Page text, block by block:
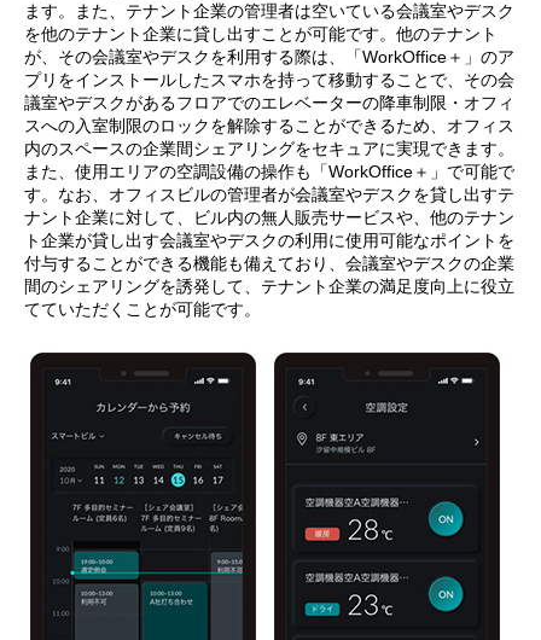
ます。また、テナント企業の管理者は空いている会議室やデスク
を他のテナント企業に貸し出すことが可能です。他のテナント
が、その会議室やデスクを利用する際は、「WorkOffice＋」のア
プリをインストールしたスマホを持って移動することで、その会
議室やデスクがあるフロアでのエレベーターの降車制限・オフィ
スへの入室制限のロックを解除することができるため、オフィス
内のスペースの企業間シェアリングをセキュアに実現できます。
また、使用エリアの空調設備の操作も「WorkOffice＋」で可能で
す。なお、オフィスビルの管理者が会議室やデスクを貸し出すテ
ナント企業に対して、ビル内の無人販売サービスや、他のテナン
ト企業が貸し出す会議室やデスクの利用に使用可能なポイントを
付与することができる機能も備えており、会議室やデスクの企業
間のシェアリングを誘発して、テナント企業の満足度向上に役立
てていただくことが可能です。